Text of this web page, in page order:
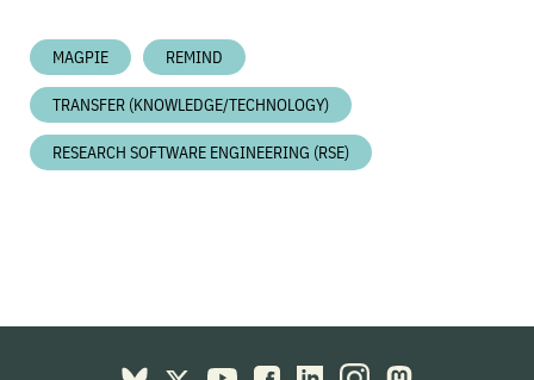
MAGPIE REMIND
TRANSFER (KNOWLEDGE/TECHNOLOGY)
RESEARCH SOFTWARE ENGINEERING (RSE)